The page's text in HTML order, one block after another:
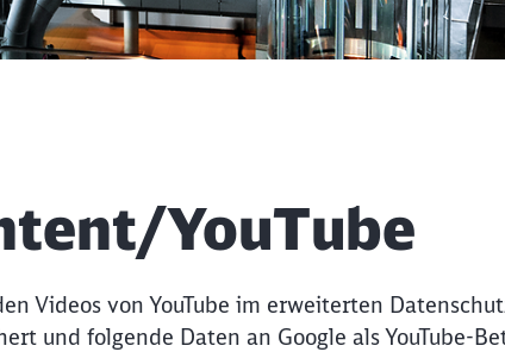
YouTube
Videos von YouTube im erweiterten
und folgende Daten an Google als YouTube-
Would you like to be forwarded to